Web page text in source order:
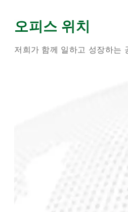
오피스 위치
저희가 함께 일하고 성장하는